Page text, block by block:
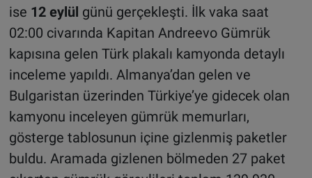
ise 12 eylül günü gerçekleşti. İlk vaka saat
02:00 civarında Kapitan Andreevo Gümrük
kapısına gelen Türk plakalı kamyonda detaylı
inceleme yapıldı. Almanya’dan gelen ve
Bulgaristan üzerinden Türkiye’ye gidecek olan
kamyonu inceleyen gümrük memurları,
gösterge tablosunun içine gizlenmiş paketler
buldu. Aramada gizlenen bölmeden 27 paket